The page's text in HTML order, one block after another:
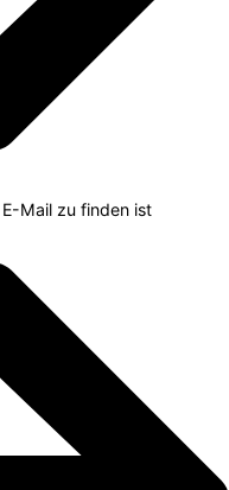
Mail zu finden ist